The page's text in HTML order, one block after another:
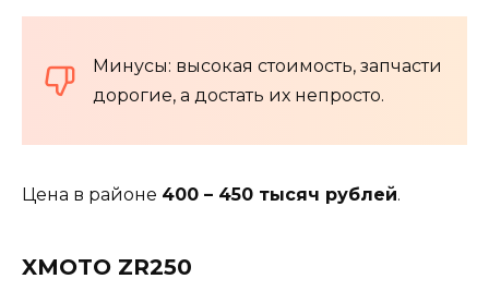
Минусы: высокая стоимость, запчасти
дорогие, а достать их непросто.
Цена в районе 400 – 450 тысяч рублей.
XMOTO ZR250